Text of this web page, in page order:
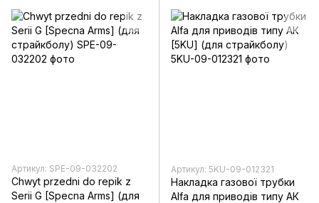
Артикул: SPE-09-032202
Chwyt przedni do repik z
Serii G [Specna Arms] (для
Артикул: 5KU-09-012321
Накладка газової трубки
Alfa для приводів типу АК